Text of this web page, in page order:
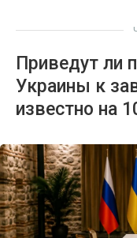
Приведут ли
Украины к
известно на